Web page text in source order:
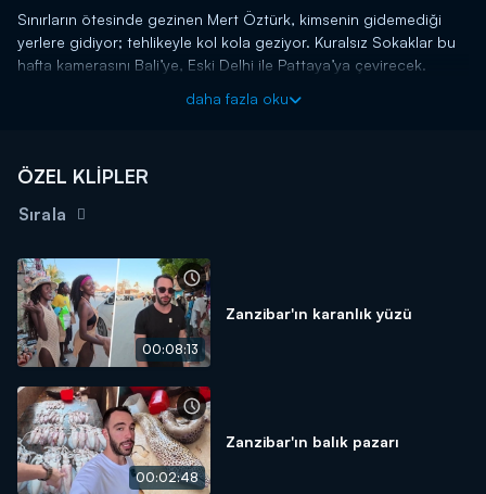
Sınırların ötesinde gezinen Mert Öztürk, kimsenin gidemediği
yerlere gidiyor; tehlikeyle kol kola geziyor. Kuralsız Sokaklar bu
hafta kamerasını Bali’ye, Eski Delhi ile Pattaya’ya çevirecek.
20.00'de Kanal D'de!
daha fazla oku
ÖZEL KLİPLER
Sırala
00:08:13
Zanzibar'ın karanlık yüzü
00:02:48
Zanzibar'ın balık pazarı